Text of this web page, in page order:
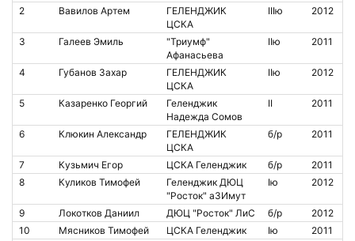
2
Вавилов Артем
ГЕЛЕНДЖИК
ЦСКА
IIIю 2012
3 Галеев Эмиль
"Триумф"
Афанасьева
IIю 2011
4 Губанов Захар
ГЕЛЕНДЖИК
ЦСКА
IIю 2012
5 Казаренко Георгий
Геленджик
Надежда Сомов
II 2011
6 Клюкин Александр
ГЕЛЕНДЖИК
ЦСКА
б/р 2011
7 Кузьмич Егор ЦСКА Геленджик б/р
2011
8
Куликов Тимофей
Геленджик ДЮЦ
"Росток" аЗИмут
Iю 2012
9 Локотков Даниил ДЮЦ "Росток" ЛиС б/р
2012
10
Мясников Тимофей ЦСКА Геленджик Iю
2011